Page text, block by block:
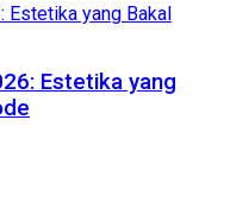
Estetika yang